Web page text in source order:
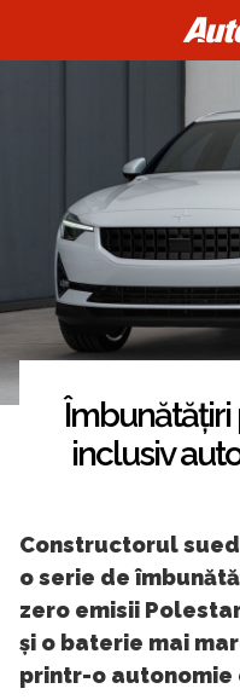
Îmbunătățiri
inclusiv
Constructorul
o serie de
zero emisii
și o baterie mai
printr-o autonomie